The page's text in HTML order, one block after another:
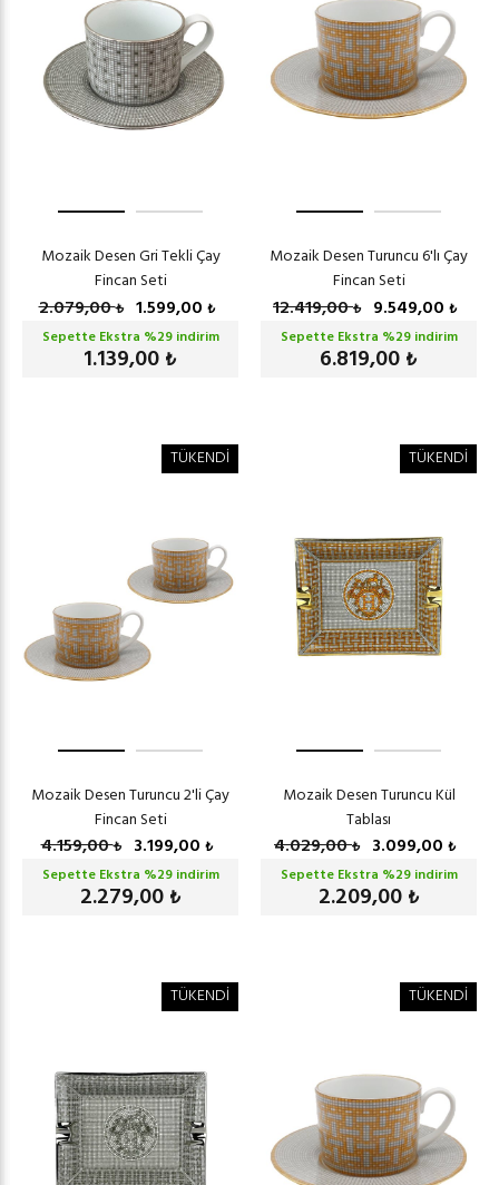
Mozaik Desen Gri Tekli Çay
Fincan Seti
2.079,00₺ 1.599,00 ₺
Sepette Ekstra %29indirim
1.139,00 ₺
Mozaik Desen Turuncu 6'lı Çay
Fincan Seti
12.419,00₺ 9.549,00 ₺
Sepette Ekstra %29indirim
6.819,00 ₺
TÜKENDİ
Mozaik Desen Turuncu 2'li Çay
Fincan Seti
4.159,00₺ 3.199,00 ₺
Sepette Ekstra %29indirim
2.279,00 ₺
TÜKENDİ
Mozaik Desen Turuncu Kül
Tablası
4.029,00₺ 3.099,00 ₺
Sepette Ekstra %29indirim
2.209,00 ₺
TÜKENDİ TÜKENDİ